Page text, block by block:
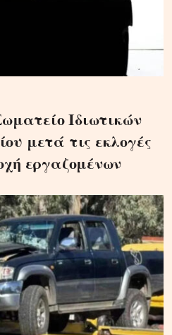
Ιδιωτικών
μετά τις εκλογές
εργαζομένων